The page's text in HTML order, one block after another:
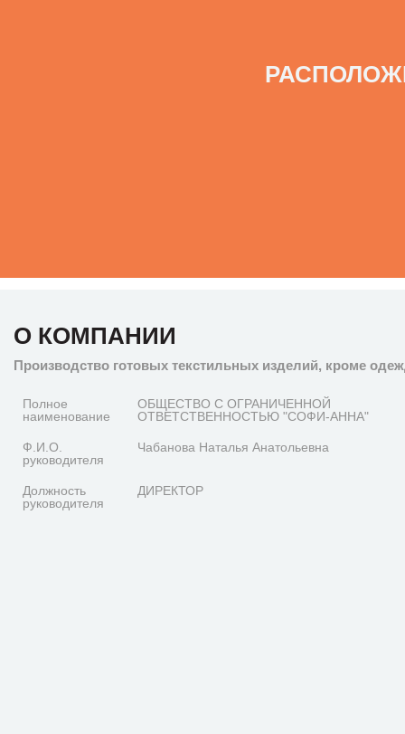
О КОМПАНИИ
Производство готовых текстильных изделий, кроме
Полное
наименование
ОБЩЕСТВО С ОГРАНИЧЕННОЙ
ОТВЕТСТВЕННОСТЬЮ "СОФИ-АННА"
Ф.И.О.
руководителя
Чабанова Наталья Анатольевна
Должность
руководителя
ДИРЕКТОР